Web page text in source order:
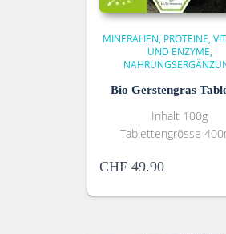
MINERALIEN, PROTEINE,
UND ENZYME
Bio Gerstengras
Inhalt 100g
Tablettengrösse
CHF 49.90